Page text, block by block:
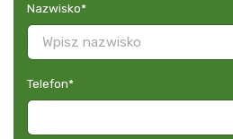
Nazwisko*
Telefon*